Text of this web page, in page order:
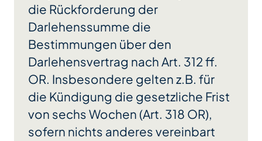
die Rückforderung der
Darlehenssumme die
Bestimmungen über den
Darlehensvertrag nach Art. 312 ff.
OR. Insbesondere gelten z.B. für
die Kündigung die gesetzliche Frist
von sechs Wochen (Art. 318 OR),
sofern nichts anderes vereinbart